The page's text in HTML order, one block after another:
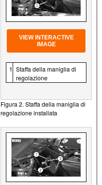
VIEW INTERACTIVE
IMAGE
1 Staffa della maniglia di
regolazione
Figura 2. Staffa della maniglia di
regolazione installata